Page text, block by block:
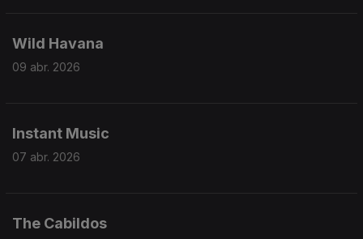
Wild Havana
09 abr. 2026
Instant Music
07 abr. 2026
The Cabildos